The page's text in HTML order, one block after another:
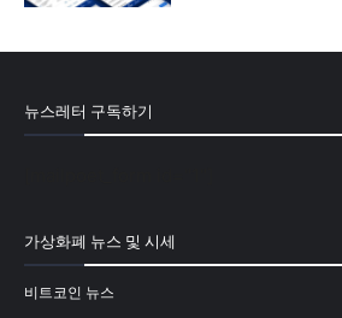
뉴스레터 구독하기
가상화폐 뉴스 및 시세
비트코인 뉴스